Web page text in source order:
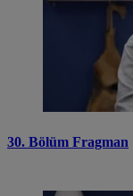
30. Bölüm Fragman